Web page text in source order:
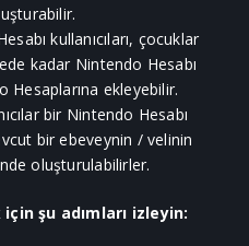
kullanıcıları, çocuklar
kadar Nintendo Hesabı
ekleyebilir.
bir Nintendo Hesabı
bir ebeveynin / velinin
oluşturulabilirler.
için şu adımları izleyin: